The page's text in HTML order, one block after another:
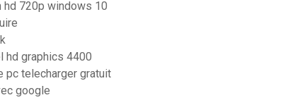
hd 720p windows 10
hd graphics 4400
pc telecharger gratuit
google